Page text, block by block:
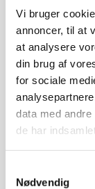
Vi bruger
annoncer, til at
at analysere
din brug af
for sociale
data med
de har
Nødvendig
John Mirland
Størrelse:
20×20
kr.2.500,00